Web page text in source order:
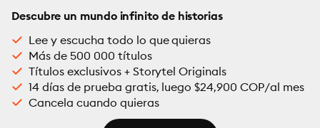
Descubre un mundo infinito de historias
Lee y escucha todo lo que quieras
Más de 500 000 títulos
Títulos exclusivos + Storytel Originals
14 días de prueba gratis, luego $24,900 COP/al mes
Cancela cuando quieras